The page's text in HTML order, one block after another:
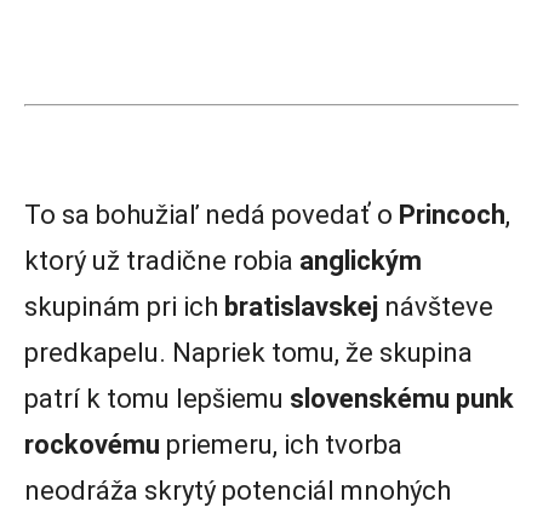
To sa bohužiaľ nedá povedať o Princoch,
ktorý už tradične robia anglickým
skupinám pri ich bratislavskej návšteve
predkapelu. Napriek tomu, že skupina
patrí k tomu lepšiemu slovenskému punk
rockovému priemeru, ich tvorba
neodráža skrytý potenciál mnohých